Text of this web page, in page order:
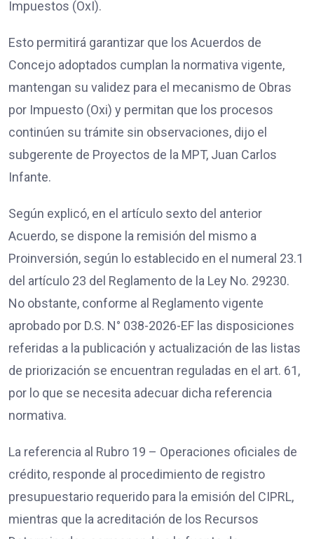
Impuestos (OxI).
Esto permitirá garantizar que los Acuerdos de
Concejo adoptados cumplan la normativa vigente,
mantengan su validez para el mecanismo de Obras
por Impuesto (Oxi) y permitan que los procesos
continúen su trámite sin observaciones, dijo el
subgerente de Proyectos de la MPT, Juan Carlos
Infante.
Según explicó, en el artículo sexto del anterior
Acuerdo, se dispone la remisión del mismo a
Proinversión, según lo establecido en el numeral 23.1
del artículo 23 del Reglamento de la Ley No. 29230.
No obstante, conforme al Reglamento vigente
aprobado por D.S. N° 038-2026-EF las disposiciones
referidas a la publicación y actualización de las listas
de priorización se encuentran reguladas en el art. 61,
por lo que se necesita adecuar dicha referencia
normativa.
La referencia al Rubro 19 – Operaciones oficiales de
crédito, responde al procedimiento de registro
presupuestario requerido para la emisión del CIPRL,
mientras que la acreditación de los Recursos